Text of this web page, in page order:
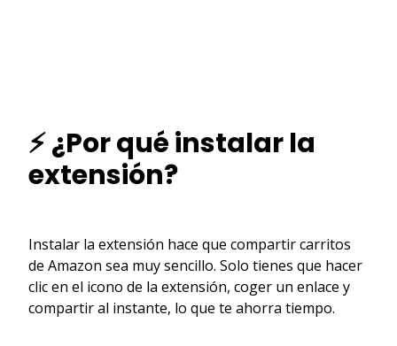
⚡ ¿Por qué instalar la
extensión?
Instalar la extensión hace que compartir carritos
de Amazon sea muy sencillo. Solo tienes que hacer
clic en el icono de la extensión, coger un enlace y
compartir al instante, lo que te ahorra tiempo.